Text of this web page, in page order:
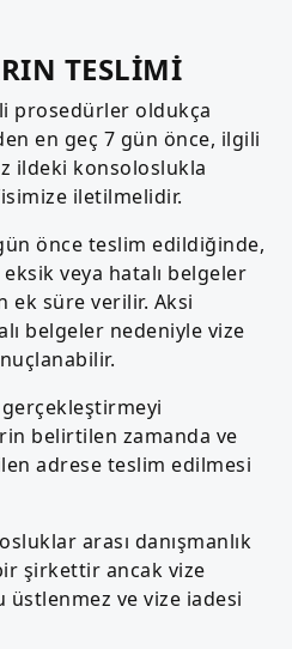
TESLİMİ
prosedürler oldukça
en geç 7 gün önce, ilgili
ildeki konsoloslukla
iletilmelidir.
önce teslim edildiğinde,
veya hatalı belgeler
ek süre verilir. Aksi
belgeler nedeniyle vize
belirtilen zamanda ve
adrese teslim edilmesi
arası danışmanlık
şirkettir ancak vize
ve vize iadesi